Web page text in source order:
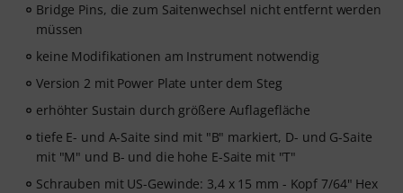
Bridge Pins, die zum Saitenwechsel nicht entfernt werden
müssen
keine Modifikationen am Instrument notwendig
Version 2 mit Power Plate unter dem Steg
erhöhter Sustain durch größere Auflagefläche
tiefe E- und A-Saite sind mit "B" markiert, D- und G-Saite
mit "M" und B- und die hohe E-Saite mit "T"
Schrauben mit US-Gewinde: 3,4 x 15 mm - Kopf 7/64" Hex